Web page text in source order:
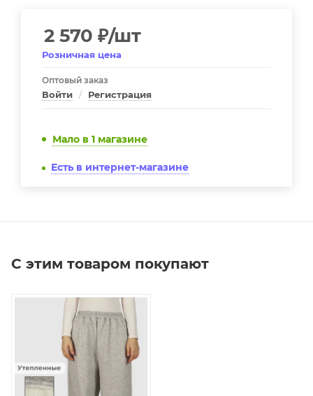
2 570 ₽/шт
Розничная цена
Оптовый заказ
Войти / Регистрация
Мало в 1 магазине
Есть в интернет-магазине
С этим товаром покупают